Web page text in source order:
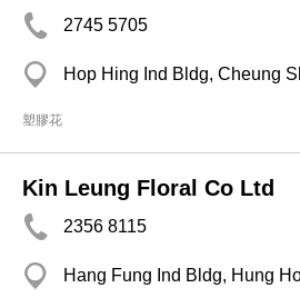
2745 5705
Hop Hing Ind Bldg, Cheung
塑膠花
Kin Leung Floral Co Ltd
2356 8115
Hang Fung Ind Bldg, Hung